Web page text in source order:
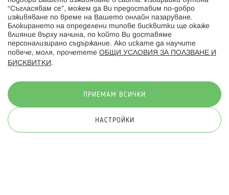
Последвайте ни:
© 2026 Hippoland.net. Всички права запазени
“Съгласявам се”, можем да Ви предоставим по-добро
изживяване по време на Вашето онлайн пазаруване.
Блокирането на определени типове бисквитки ще окаже
влияние върху начина, по който Ви доставяме
персонализирано съдържание. Ако искате да научите
повече, моля, прочетете ОБЩИ УСЛОВИЯ ЗА ПОЛЗВАНЕ И
БИСКВИТКИ .
ПРИЕМАМ ВСИЧКИ
НАСТРОЙКИ